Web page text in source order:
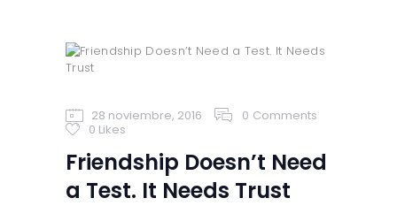
28 noviembre, 2016 0 Comments
0 Likes
Friendship Doesn’t Need
a Test. It Needs Trust